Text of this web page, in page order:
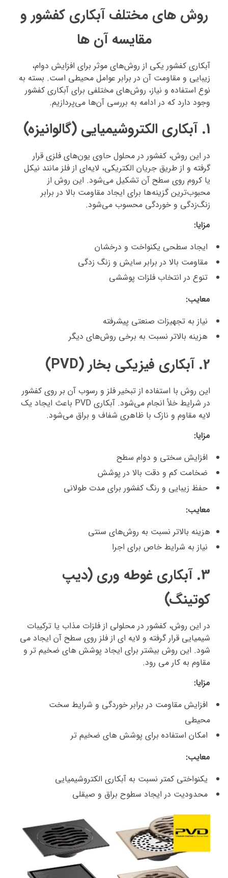
روش‌ های مختلف آبکاری کفشور و
مقایسه آن‌ ها
آبکاری کفشور یکی از روش‌های موثر برای افزایش دوام،
زیبایی و مقاومت آن در برابر عوامل محیطی است. بسته به
نوع استفاده و نیاز، روش‌های مختلفی برای آبکاری کفشور
وجود دارد که در ادامه به بررسی آن‌ها می‌پردازیم.
1. آبکاری الکتروشیمیایی (گالوانیزه)
در این روش، کفشور در محلول حاوی یون‌های فلزی قرار
گرفته و از طریق جریان الکتریکی، لایه‌ای از فلز مانند نیکل
یا کروم روی سطح آن تشکیل می‌شود. این روش از
محبوب‌ترین گزینه‌ها برای ایجاد مقاومت بالا در برابر
زنگ‌زدگی و خوردگی محسوب می‌شود.
مزایا:
ایجاد سطحی یکنواخت و درخشان
مقاومت بالا در برابر سایش و زنگ‌ زدگی
تنوع در انتخاب فلزات پوششی
معایب:
نیاز به تجهیزات صنعتی پیشرفته
هزینه بالاتر نسبت به برخی روش‌های دیگر
2. آبکاری فیزیکی بخار (PVD)
این روش با استفاده از تبخیر فلز و رسوب آن بر روی کفشور
در شرایط خلأ انجام می‌شود. آبکاری PVD باعث ایجاد یک
لایه مقاوم و نازک با ظاهری شفاف و براق می‌شود.
مزایا:
افزایش سختی و دوام سطح
ضخامت کم و دقت بالا در پوشش
حفظ زیبایی و رنگ کفشور برای مدت طولانی
معایب:
هزینه بالاتر نسبت به روش‌های سنتی
نیاز به شرایط خاص برای اجرا
3. آبکاری غوطه‌ وری (دیپ
کوتینگ)
در این روش، کفشور در محلولی از فلزات مذاب یا ترکیبات
شیمیایی قرار گرفته و لایه‌ ای از فلز روی سطح آن ایجاد می‌
شود. این روش بیشتر برای ایجاد پوشش‌ های ضخیم‌ تر و
مقاوم به کار می‌ رود.
مزایا:
افزایش مقاومت در برابر خوردگی و شرایط سخت
محیطی
امکان استفاده برای پوشش‌ های ضخیم‌ تر
معایب:
یکنواختی کمتر نسبت به آبکاری الکتروشیمیایی
محدودیت در ایجاد سطوح براق و صیقلی